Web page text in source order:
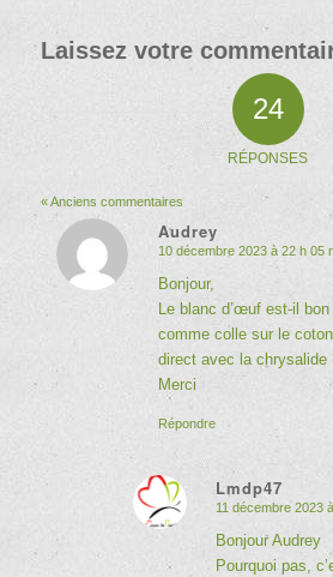
Laissez votre
24
RÉPONSES
« Anciens commentaires
Audrey
dit
:
10 décembre 2023 à 22 h 05
Bonjour,
Le blanc d’œuf est-il
comme colle sur le
direct avec la chrysalide
Merci
Répondre
Lmdp47
dit
11 décembre 2023
Bonjour Audrey
Pourquoi pas,